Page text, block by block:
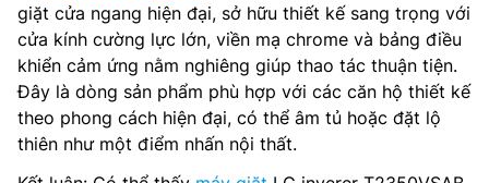
giặt cửa ngang hiện đại, sở hữu thiết kế sang trọng với
cửa kính cường lực lớn, viền mạ chrome và bảng điều
khiển cảm ứng nằm nghiêng giúp thao tác thuận tiện.
Đây là dòng sản phẩm phù hợp với các căn hộ thiết kế
theo phong cách hiện đại, có thể âm tủ hoặc đặt lộ
thiên như một điểm nhấn nội thất.